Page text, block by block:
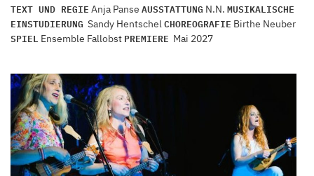
TEXT UND REGIE Anja Panse AUSSTATTUNG N.N. MUSIKALISCHE
EINSTUDIERUNG Sandy HentschelCHOREOGRAFIE Birthe Neuber
SPIEL Ensemble Fallobst PREMIERE Mai 2027